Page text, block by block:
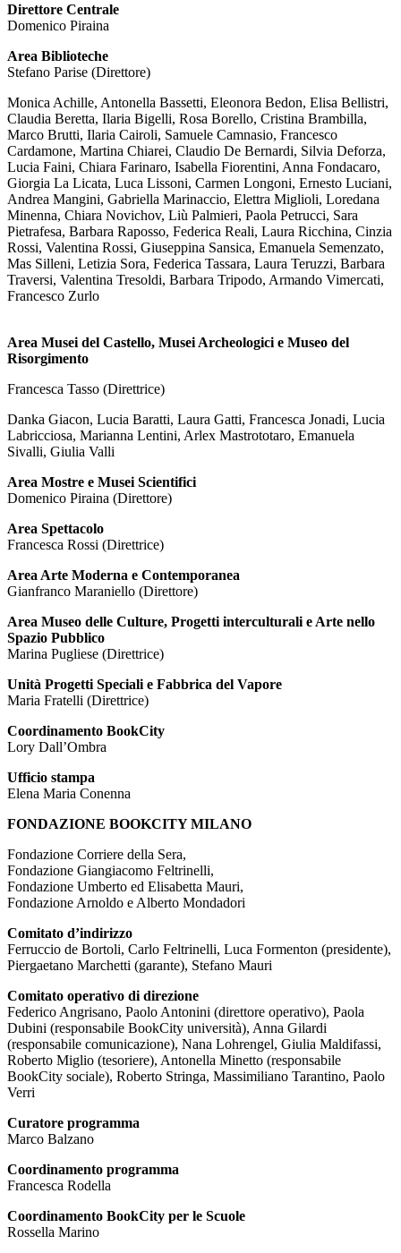
Direttore Centrale
Domenico Piraina
Area Biblioteche
Stefano Parise (Direttore)
Monica Achille, Antonella Bassetti, Eleonora Bedon, Elisa Bellistri,
Claudia Beretta, Ilaria Bigelli, Rosa Borello, Cristina Brambilla,
Marco Brutti, Ilaria Cairoli, Samuele Camnasio, Francesco
Cardamone, Martina Chiarei, Claudio De Bernardi, Silvia Deforza,
Lucia Faini, Chiara Farinaro, Isabella Fiorentini, Anna Fondacaro,
Giorgia La Licata, Luca Lissoni, Carmen Longoni, Ernesto Luciani,
Andrea Mangini, Gabriella Marinaccio, Elettra Miglioli, Loredana
Minenna, Chiara Novichov, Liù Palmieri, Paola Petrucci, Sara
Pietrafesa, Barbara Raposso, Federica Reali, Laura Ricchina, Cinzia
Rossi, Valentina Rossi, Giuseppina Sansica, Emanuela Semenzato,
Mas Silleni, Letizia Sora, Federica Tassara, Laura Teruzzi, Barbara
Traversi, Valentina Tresoldi, Barbara Tripodo, Armando Vimercati,
Francesco Zurlo
Area Musei del Castello, Musei Archeologici e Museo del
Risorgimento
Francesca Tasso (Direttrice)
Danka Giacon, Lucia Baratti, Laura Gatti, Francesca Jonadi, Lucia
Labricciosa, Marianna Lentini, Arlex Mastrototaro, Emanuela
Sivalli, Giulia Valli
Area Mostre e Musei Scientifici
Domenico Piraina (Direttore)
Area Spettacolo
Francesca Rossi (Direttrice)
Area Arte Moderna e Contemporanea
Gianfranco Maraniello (Direttore)
Area Museo delle Culture, Progetti interculturali e Arte nello
Spazio Pubblico
Marina Pugliese (Direttrice)
Unità Progetti Speciali e Fabbrica del Vapore
Maria Fratelli (Direttrice)
Coordinamento BookCity
Lory Dall’Ombra
Ufficio stampa
Elena Maria Conenna
FONDAZIONE BOOKCITY MILANO
Fondazione Corriere della Sera,
Fondazione Giangiacomo Feltrinelli,
Fondazione Umberto ed Elisabetta Mauri,
Fondazione Arnoldo e Alberto Mondadori
Comitato d’indirizzo
Ferruccio de Bortoli, Carlo Feltrinelli, Luca Formenton (presidente),
Piergaetano Marchetti (garante), Stefano Mauri
Comitato operativo di direzione
Federico Angrisano, Paolo Antonini (direttore operativo), Paola
Dubini (responsabile BookCity università), Anna Gilardi
(responsabile comunicazione), Nana Lohrengel, Giulia Maldifassi,
Roberto Miglio (tesoriere), Antonella Minetto (responsabile
BookCity sociale), Roberto Stringa, Massimiliano Tarantino, Paolo
Verri
Curatore programma
Marco Balzano
Coordinamento programma
Francesca Rodella
Coordinamento BookCity per le Scuole
Rossella Marino